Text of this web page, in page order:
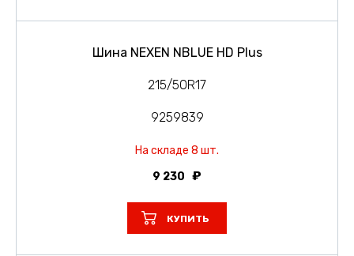
Шина NEXEN NBLUE HD Plus
215/50R17
9259839
На складе 8 шт.
9 230
КУПИТЬ